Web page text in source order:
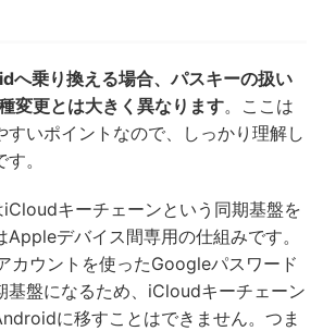
乗り換える場合、パスキーの扱い
変更とは大きく異なります。ここは
すいポイントなので、しっかり理解し
。
キーチェーンという同期基盤を
デバイス間専用の仕組みです。
カウントを使ったGoogleパスワード
基盤になるため、iCloudキーチェーン
に移すことはできません。つま